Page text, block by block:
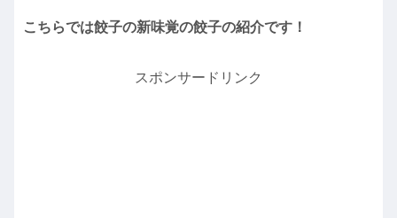
こちらでは餃子の新味覚の餃子の紹介です！
スポンサードリンク